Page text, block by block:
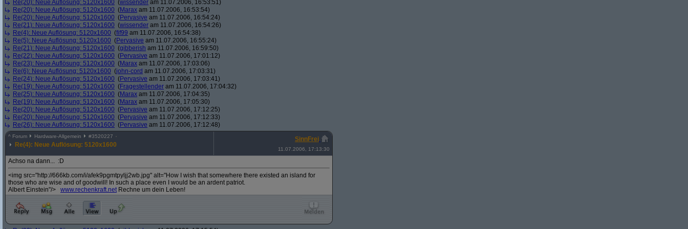
Re(20): Neue Auflösung: 5120x1600 (wissender am 11.07.2006, 16:53:51)
Re(20): Neue Auflösung: 5120x1600 (Marax am 11.07.2006, 16:53:54)
Re(20): Neue Auflösung: 5120x1600 (Pervasive am 11.07.2006, 16:54:24)
Re(21): Neue Auflösung: 5120x1600 (wissender am 11.07.2006, 16:54:26)
Re(4): Neue Auflösung: 5120x1600 (fif99 am 11.07.2006, 16:54:38)
Re(5): Neue Auflösung: 5120x1600 (Pervasive am 11.07.2006, 16:55:24)
Re(21): Neue Auflösung: 5120x1600 (gibberish am 11.07.2006, 16:59:50)
Re(22): Neue Auflösung: 5120x1600 (Pervasive am 11.07.2006, 17:01:12)
Re(23): Neue Auflösung: 5120x1600 (Marax am 11.07.2006, 17:03:06)
Re(6): Neue Auflösung: 5120x1600 (john-cord am 11.07.2006, 17:03:31)
Re(24): Neue Auflösung: 5120x1600 (Pervasive am 11.07.2006, 17:03:41)
Re(19): Neue Auflösung: 5120x1600 (Fragestellender am 11.07.2006, 17:04:32)
Re(25): Neue Auflösung: 5120x1600 (Marax am 11.07.2006, 17:04:35)
Re(19): Neue Auflösung: 5120x1600 (Marax am 11.07.2006, 17:05:30)
Re(20): Neue Auflösung: 5120x1600 (Pervasive am 11.07.2006, 17:12:25)
Re(20): Neue Auflösung: 5120x1600 (Pervasive am 11.07.2006, 17:12:33)
Re(26): Neue Auflösung: 5120x1600 (Pervasive am 11.07.2006, 17:12:48)
^ Forum Hardware-Allgemein #3520227
Re(4): Neue Auflösung: 5120x1600
SinnFrei
11.07.2006, 17:13:30
Achso na dann... :D
<img src="http://666kb.com/i/afek9pgmtpyljj2wb.jpg" alt="How I wish that somewhere there existed an island for
those who are wise and of goodwill! In such a place even I would be an ardent patriot.
Albert Einstein"/> www.rechenkraft.netRechne um dein Leben!